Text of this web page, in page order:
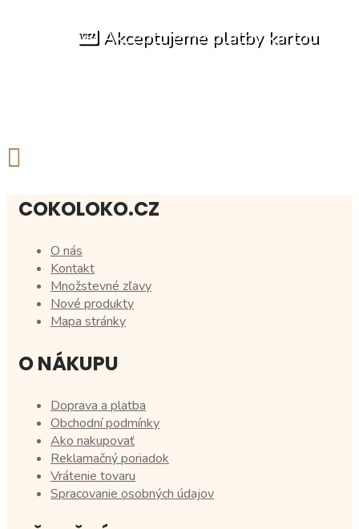
Akceptujeme platby kartou
COKOLOKO.CZ
O nás
Kontakt
Množstevné zľavy
Nové produkty
Mapa stránky
O NÁKUPU
Doprava a platba
Obchodní podmínky
Ako nakupovať
Reklamačný poriadok
Vrátenie tovaru
Spracovanie osobných údajov